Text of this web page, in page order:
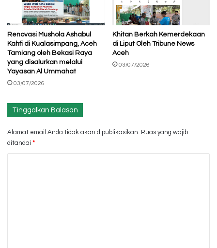
Renovasi Mushola Ashabul
Kahfi di Kualasimpang, Aceh
Tamiang oleh Bekasi Raya
yang disalurkan melalui
Yayasan Al Ummahat
03/07/2026
Khitan Berkah Kemerdekaan
di Liput Oleh Tribune News
Aceh
03/07/2026
Tinggalkan Balasan
Alamat email Anda tidak akan dipublikasikan. Ruas yang wajib
ditandai *